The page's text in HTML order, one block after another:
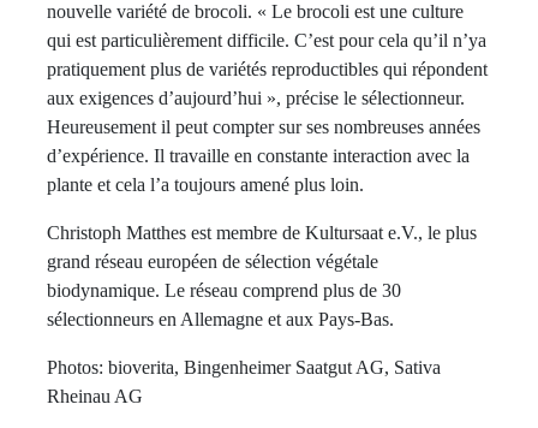
nouvelle variété de brocoli. « Le brocoli est une culture
qui est particulièrement difficile. C’est pour cela qu’il n’ya
pratiquement plus de variétés reproductibles qui répondent
aux exigences d’aujourd’hui », précise le sélectionneur.
Heureusement il peut compter sur ses nombreuses années
d’expérience. Il travaille en constante interaction avec la
plante et cela l’a toujours amené plus loin.
Christoph Matthes est membre de Kultursaat e.V., le plus
grand réseau européen de sélection végétale
biodynamique. Le réseau comprend plus de 30
sélectionneurs en Allemagne et aux Pays-Bas.
Photos: bioverita, Bingenheimer Saatgut AG, Sativa
Rheinau AG